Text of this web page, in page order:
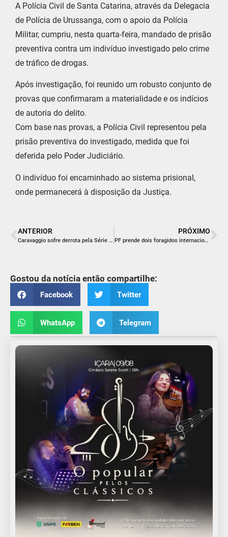
A Polícia Civil de Santa Catarina, através da Delegacia
de Polícia de Urussanga, com o apoio da Polícia
Militar, cumpriu, nesta quarta-feira, mandado de prisão
preventiva contra um indivíduo investigado pelo crime
de tráfico de drogas.
Após investigação, foi reunido um robusto conjunto de
provas que confirmaram a materialidade e os indícios
de autoria do delito.
Com base nas provas, a Polícia Civil representou pela
prisão preventiva do investigado, medida que foi
deferida pelo Poder Judiciário.
O indivíduo foi encaminhado ao sistema prisional,
onde permanecerá à disposição da Justiça.
ANTERIOR
Caravaggio sofre derrota pela Série B do Catarinense
PRÓXIMO
PF prende dois foragidos internacionais em Santa Catarina
Gostou da notícia então compartilhe:
Facebook Twitter
WhatsApp Telegram